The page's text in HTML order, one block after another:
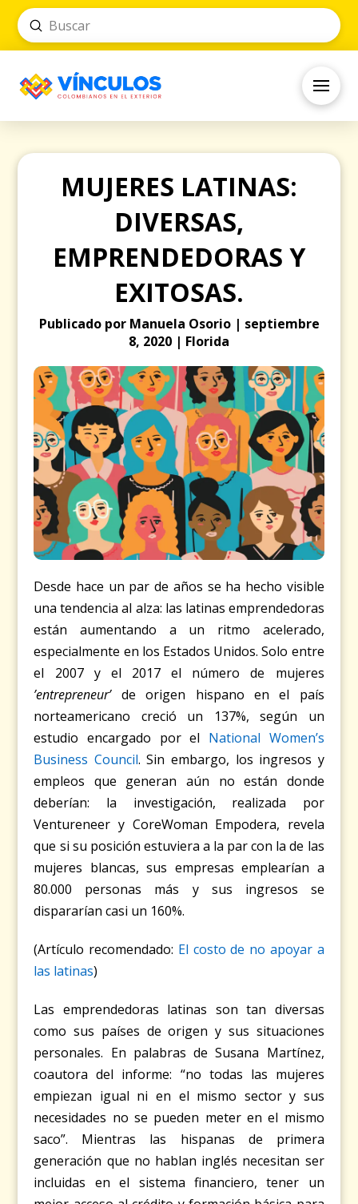
Search
Submit
MUJERES LATINAS:
DIVERSAS,
EMPRENDEDORAS Y
EXITOSAS.
Publicado por Manuela Osorio | septiembre
8, 2020 | Florida
Desde hace un par de años se ha hecho visible
una tendencia al alza: las latinas emprendedoras
están aumentando a un ritmo acelerado,
especialmente en los Estados Unidos. Solo entre
el 2007 y el 2017 el número de mujeres
’entrepreneur’de origen hispano en el país
norteamericano creció un 137%, según un
estudio encargado por el National Women’s
Business Council. Sin embargo, los ingresos y
empleos que generan aún no están donde
deberían: la investigación, realizada por
Ventureneer y CoreWoman Empodera, revela
que si su posición estuviera a la par con la de las
mujeres blancas, sus empresas emplearían a
80.000 personas más y sus ingresos se
dispararían casi un 160%.
(Artículo recomendado: El costo de no apoyar a
las latinas)
Las emprendedoras latinas son tan diversas
como sus países de origen y sus situaciones
personales. En palabras de Susana Martínez,
coautora del informe: “no todas las mujeres
empiezan igual ni en el mismo sector y sus
necesidades no se pueden meter en el mismo
saco”. Mientras las hispanas de primera
generación que no hablan inglés necesitan ser
incluidas en el sistema financiero, tener un